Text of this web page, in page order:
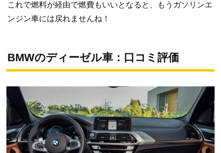
これで燃料が経由で燃費もいいとなると、もうガソリンエ
ンジン車には戻れませんね！
BMWのディーゼル車：口コミ評価